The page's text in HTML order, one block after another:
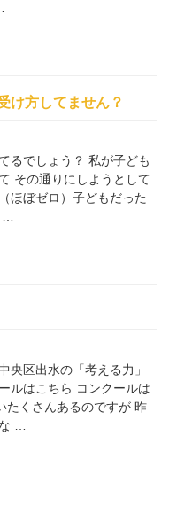
け方してません？
るでしょう？ 私が子ども
その通りにしようとして
ほぼゼロ）子どもだった
央区出水の「考える力」
ルはこちら コンクールは
たくさんあるのですが 昨
…